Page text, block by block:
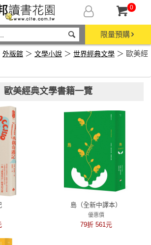
0
限量預購
外版館 ＞ 文學小說 ＞ 世界經典文學 ＞ 歐美經
歐美經典文學書籍一覽
島（全新中譯本）
優惠價
79折 561元